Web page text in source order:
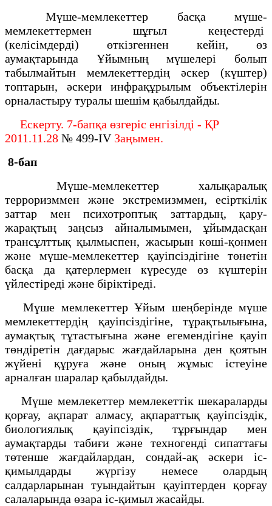
Мүше-мемлекеттер басқа мүше-
мемлекеттермен шұғыл кеңестердi
(келiсiмдердi) өткiзгеннен кейiн, өз
аумақтарында Ұйымның мүшелерi болып
табылмайтын мемлекеттердiң әскер (күштер)
топтарын, әскери инфрақұрылым объектілерiн
орналастыру туралы шешiм қабылдайды.
Ескерту. 7-бапқа өзгеріс енгізілді - ҚР
2011.11.28 № 499-IVЗаңымен.
8-бап
Мүше-мемлекеттер халықаралық
терроризммен және экстремизммен, есiрткiлiк
заттар мен психотроптық заттардың, қару-
жарақтың заңсыз айналымымен, ұйымдасқан
трансұлттық қылмыспен, жасырын көшi-қонмен
және мүше-мемлекеттер қауiпсiздiгiне төнетiн
басқа да қатерлермен күресуде өз күштерiн
үйлестiредi және бiрiктiредi.
Мүше мемлекеттер Ұйым шеңберінде мүше
мемлекеттердің қауіпсіздігіне, тұрақтылығына,
аумақтық тұтастығына және егемендігіне қауіп
төндіретін дағдарыс жағдайларына ден қоятын
жүйені құруға және оның жұмыс істеуіне
арналған шаралар қабылдайды.
Мүше мемлекеттер мемлекеттік шекараларды
қорғау, ақпарат алмасу, ақпараттық қауіпсіздік,
биологиялық қауіпсіздік, тұрғындар мен
аумақтарды табиғи және техногенді сипаттағы
төтенше жағдайлардан, сондай-ақ әскери іс-
қимылдарды жүргізу немесе олардың
салдарларынан туындайтын қауіптерден қорғау
салаларында өзара іс-қимыл жасайды.